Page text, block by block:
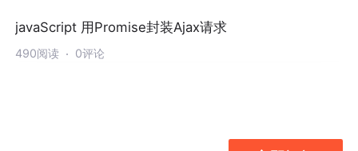
javaScript 用Promise封装Ajax请求
490阅读 0评论